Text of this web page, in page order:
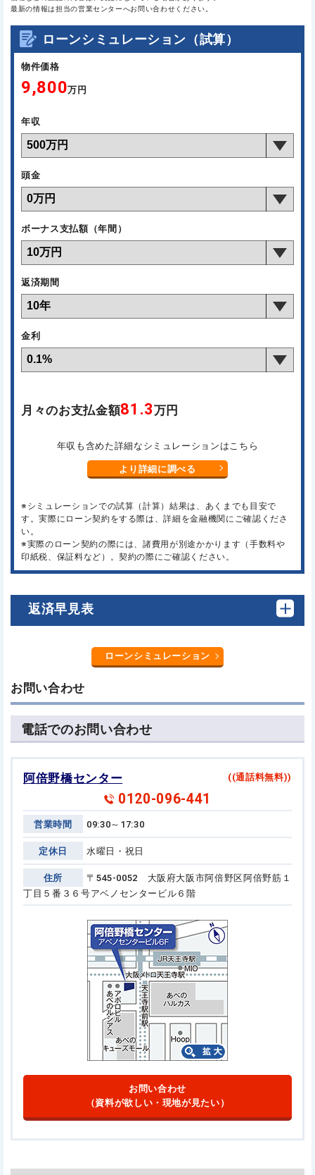
最新の情報は担当の営業センターへお問い合わせください。
ローンシミュレーション（試算）
物件価格
9,800万円
年収
頭金
ボーナス支払額（年間）
返済期間
金利
月々のお支払金額81.3万円
年収も含めた詳細なシミュレーションはこちら
より詳細に調べる
※シミュレーションでの試算（計算）結果は、あくまでも目安で
す。実際にローン契約をする際は、詳細を金融機関にご確認くださ
い。
※実際のローン契約の際には、諸費用が別途かかります（手数料や
印紙税、保証料など）。契約の際にご確認ください。
返済早見表
ローンシミュレーション
お問い合わせ
電話でのお問い合わせ
阿倍野橋センター ((通話料無料))
0120-096-441
営業時間 09:30～17:30
定休日 水曜日・祝日
住所
〒545-0052 大阪府大阪市阿倍野区阿倍野筋１
丁目５番３６号アベノセンタービル６階
お問い合わせ
（資料が欲しい・現地が見たい）